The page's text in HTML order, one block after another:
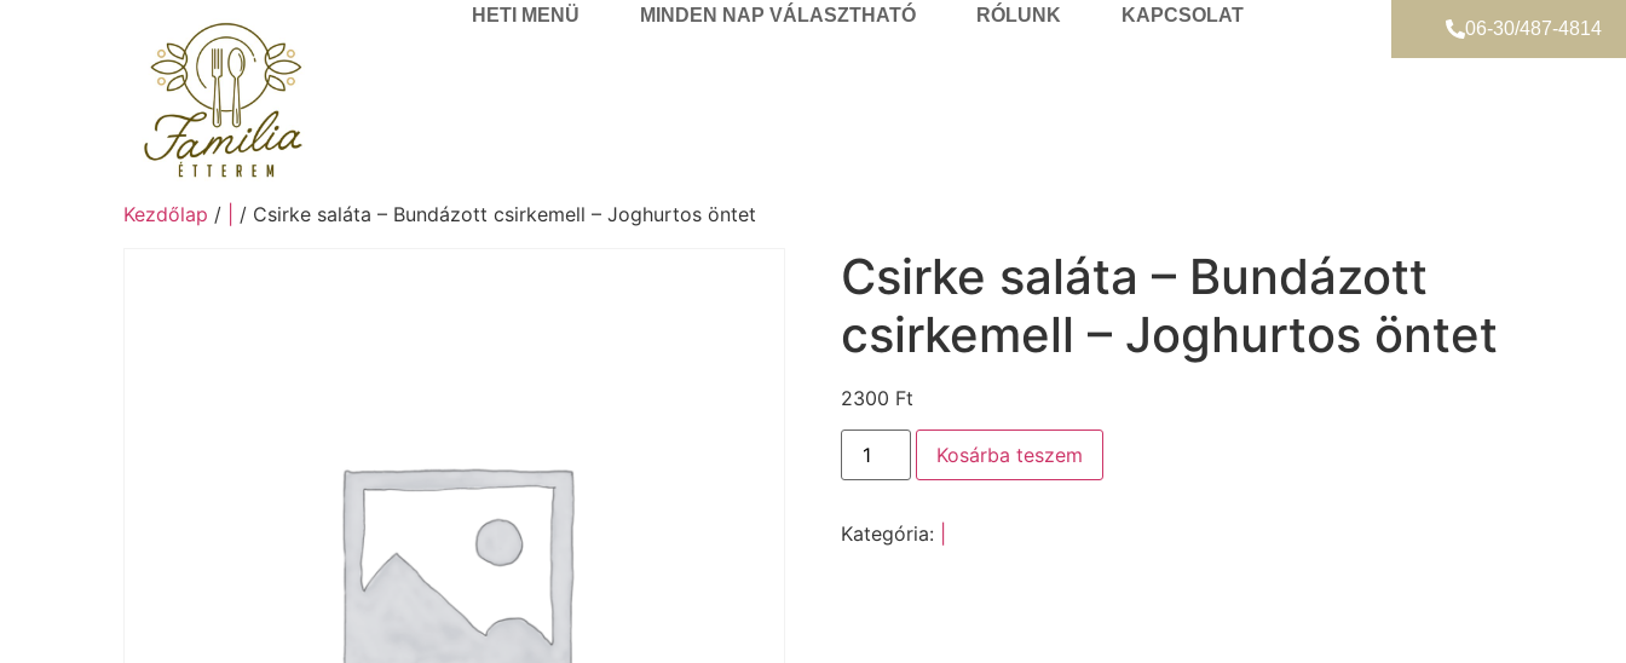
HETI MENÜ MINDEN NAP VÁLASZTHATÓ RÓLUNK KAPCSOLAT
06-30/487-4814
Kezdőlap / / Csirke saláta – Bundázott csirkemell – Joghurtos öntet
Csirke saláta – Bundázott
csirkemell – Joghurtos öntet
2300 Ft
Kosárba teszem
Kategória: